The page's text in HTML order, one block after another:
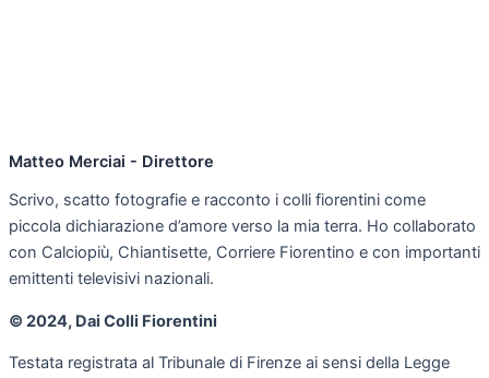
Matteo Merciai - Direttore
Scrivo, scatto fotografie e racconto i colli fiorentini come
piccola dichiarazione d’amore verso la mia terra. Ho collaborato
con Calciopiù, Chiantisette, Corriere Fiorentino e con importanti
emittenti televisivi nazionali.
© 2024, Dai Colli Fiorentini
Testata registrata al Tribunale di Firenze ai sensi della Legge